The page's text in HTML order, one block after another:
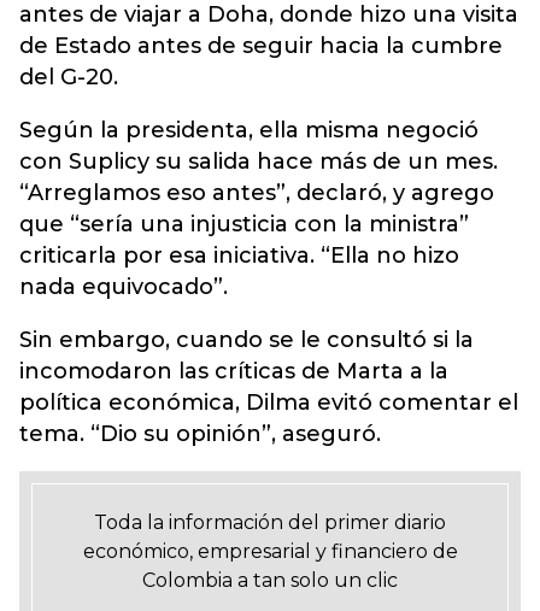
antes de viajar a Doha, donde hizo una visita
de Estado antes de seguir hacia la cumbre
del G-20.
Según la presidenta, ella misma negoció
con Suplicy su salida hace más de un mes.
“Arreglamos eso antes”, declaró, y agrego
que “sería una injusticia con la ministra”
criticarla por esa iniciativa. “Ella no hizo
nada equivocado”.
Sin embargo, cuando se le consultó si la
incomodaron las críticas de Marta a la
política económica, Dilma evitó comentar el
tema. “Dio su opinión”, aseguró.
Toda la información del primer diario
económico, empresarial y financiero de
Colombia a tan solo un clic